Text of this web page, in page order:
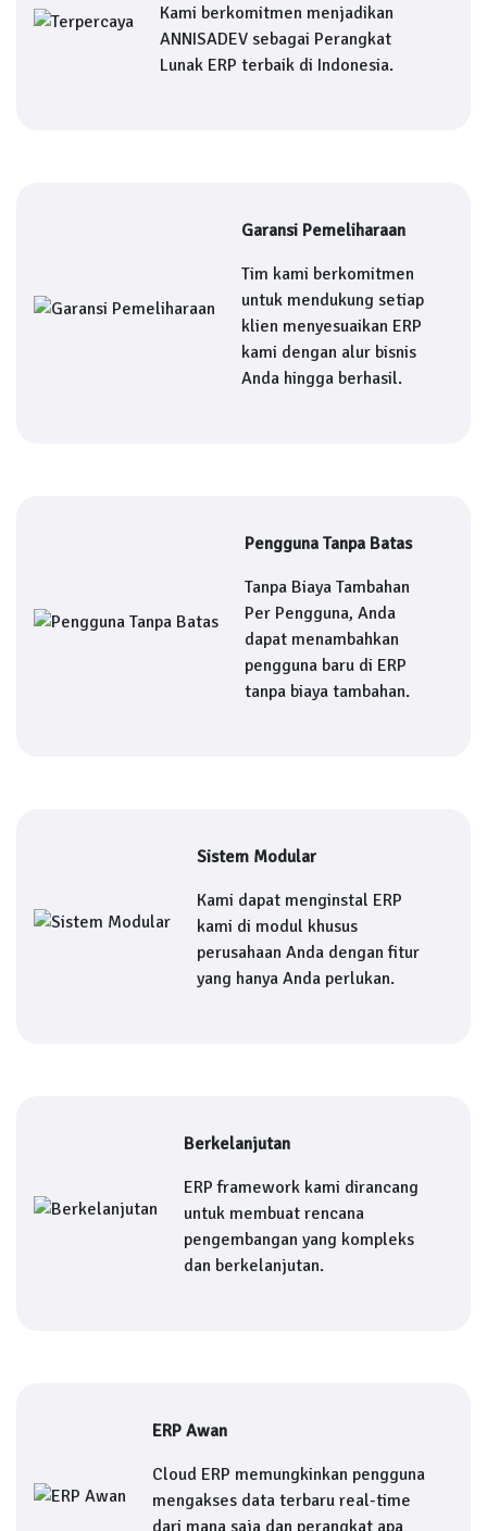
Kami berkomitmen menjadikan
ANNISADEV sebagai Perangkat
Lunak ERP terbaik di Indonesia.
Garansi Pemeliharaan
Tim kami berkomitmen
untuk mendukung setiap
klien menyesuaikan ERP
kami dengan alur bisnis
Anda hingga berhasil.
Pengguna Tanpa Batas
Tanpa Biaya Tambahan
Per Pengguna, Anda
dapat menambahkan
pengguna baru di ERP
tanpa biaya tambahan.
Sistem Modular
Kami dapat menginstal ERP
kami di modul khusus
perusahaan Anda dengan fitur
yang hanya Anda perlukan.
Berkelanjutan
ERP framework kami dirancang
untuk membuat rencana
pengembangan yang kompleks
dan berkelanjutan.
ERP Awan
Cloud ERP memungkinkan pengguna
mengakses data terbaru real-time
dari mana saja dan perangkat apa